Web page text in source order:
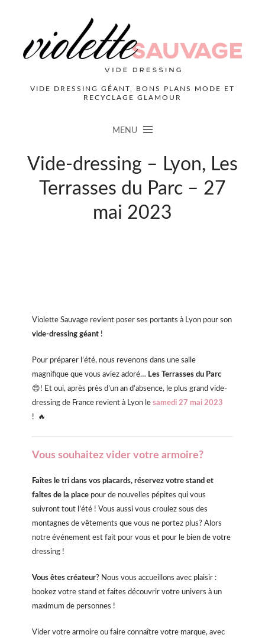
VIDE DRESSING GÉANT, BONS PLANS MODE ET
RECYCLAGE GLAMOUR
MENU
Vide-dressing – Lyon, Les
Terrasses du Parc – 27
mai 2023
Violette Sauvage revient poser ses portants à Lyon pour son
vide-dressing géant !
Pour préparer l’été, nous revenons dans une salle
magnifique que vous aviez adoré… Les Terrasses du Parc
😍! Et oui, après près d’un an d’absence, le plus grand vide-
dressing de France revient à Lyon le samedi 27 mai 2023
!
🔥
Vous souhaitez vider votre armoire?
Faîtes le tri dans vos placards, réservez votre stand et
faîtes de la place pour de nouvelles pépites qui vous
suivront tout l’été ! Vous aussi vous croulez sous des
montagnes de vêtements que vous ne portez plus? Alors
notre événement est fait pour vous et pour le bien de votre
dressing !
Vous êtes créateur? Nous vous accueillons avec plaisir :
bookez votre stand et faites découvrir votre univers à un
maximum de personnes !
Vider votre armoire ou faire connaître votre marque, avec